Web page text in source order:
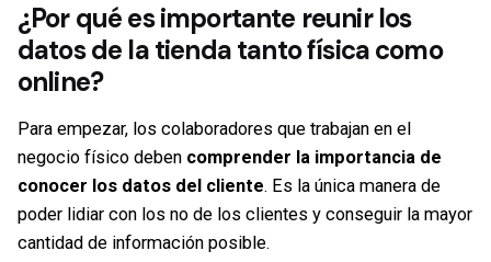
¿Por qué es importante reunir los
datos de la tienda tanto física como
online?
Para empezar, los colaboradores que trabajan en el
negocio físico deben comprender la importancia de
conocer los datos del cliente. Es la única manera de
poder lidiar con los no de los clientes y conseguir la mayor
cantidad de información posible.